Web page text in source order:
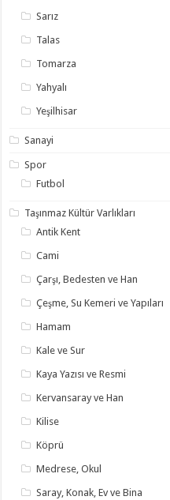
Sarız
Talas
Tomarza
Yahyalı
Yeşilhisar
Sanayi
Spor
Futbol
Taşınmaz Kültür Varlıkları
Antik Kent
Cami
Çarşı, Bedesten ve Han
Çeşme, Su Kemeri ve Yapıları
Hamam
Kale ve Sur
Kaya Yazısı ve Resmi
Kervansaray ve Han
Kilise
Köprü
Medrese, Okul
Saray, Konak, Ev ve Bina